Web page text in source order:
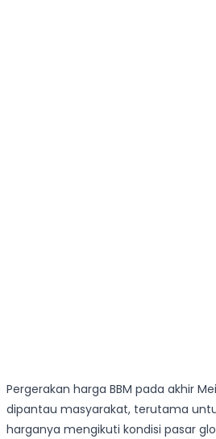
Pergerakan harga BBM pada akhir
dipantau masyarakat, terutama
harganya mengikuti kondisi pasar